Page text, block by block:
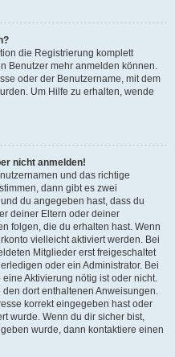
die Registrierung komplett
Benutzer mehr anmelden können.
oder der Benutzername, mit dem
Um Hilfe zu erhalten, wende
nicht anmelden!
und das richtige
dann gibt es zwei
du angegeben hast, dass du
deiner Eltern oder deiner
folgen, die du erhalten hast. Wenn
vielleicht aktiviert werden. Bei
Mitglieder erst freigeschaltet
oder ein Administrator. Bei
Aktivierung nötig ist oder nicht.
dort enthaltenen Anweisungen.
korrekt eingegeben hast oder
wurde. Wenn du dir sicher bist,
wurde, dann kontaktiere einen